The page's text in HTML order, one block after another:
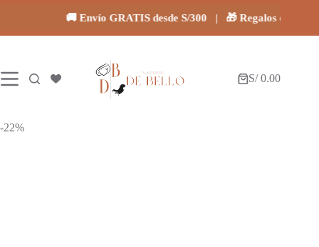
🚚 Envío GRATIS desde S/300 | 🎁 Regalos en todas
Carro
S/0.00
-22%